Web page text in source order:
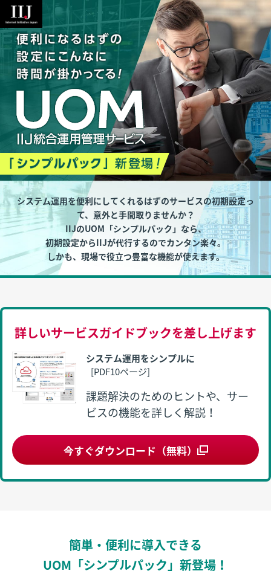
システム運用を便利にしてくれるはずのサービスの初期設定っ
て、意外と手間取りませんか？
IIJのUOM「シンプルパック」なら、
初期設定からIIJが代行するのでカンタン楽々。
しかも、現場で役立つ豊富な機能が使えます。
詳しいサービスガイドブックを差し上げます
システム運用をシンプルに
[PDF10ページ]
課題解決のためのヒントや、サー
ビスの機能を詳しく解説！
今すぐダウンロード（無料）
簡単・便利に導入できる
UOM「シンプルパック」 新登場！